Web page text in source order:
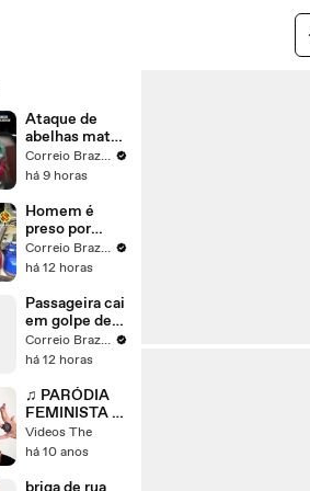
Ataque de
abelhas mata
três cachorros
na Fercal
Correio Braziliense
há 9 horas
Homem é
preso por
furto de
combustível
Maria
Correio Braziliense
há 12 horas
Passageira cai
em golpe de
motorista de
app após
400 no DF
Correio Braziliense
há 12 horas
♫ PARÓDIA
FEMINISTA -
MC Biel
'Química'
Barbara
Videos The
há 10 anos